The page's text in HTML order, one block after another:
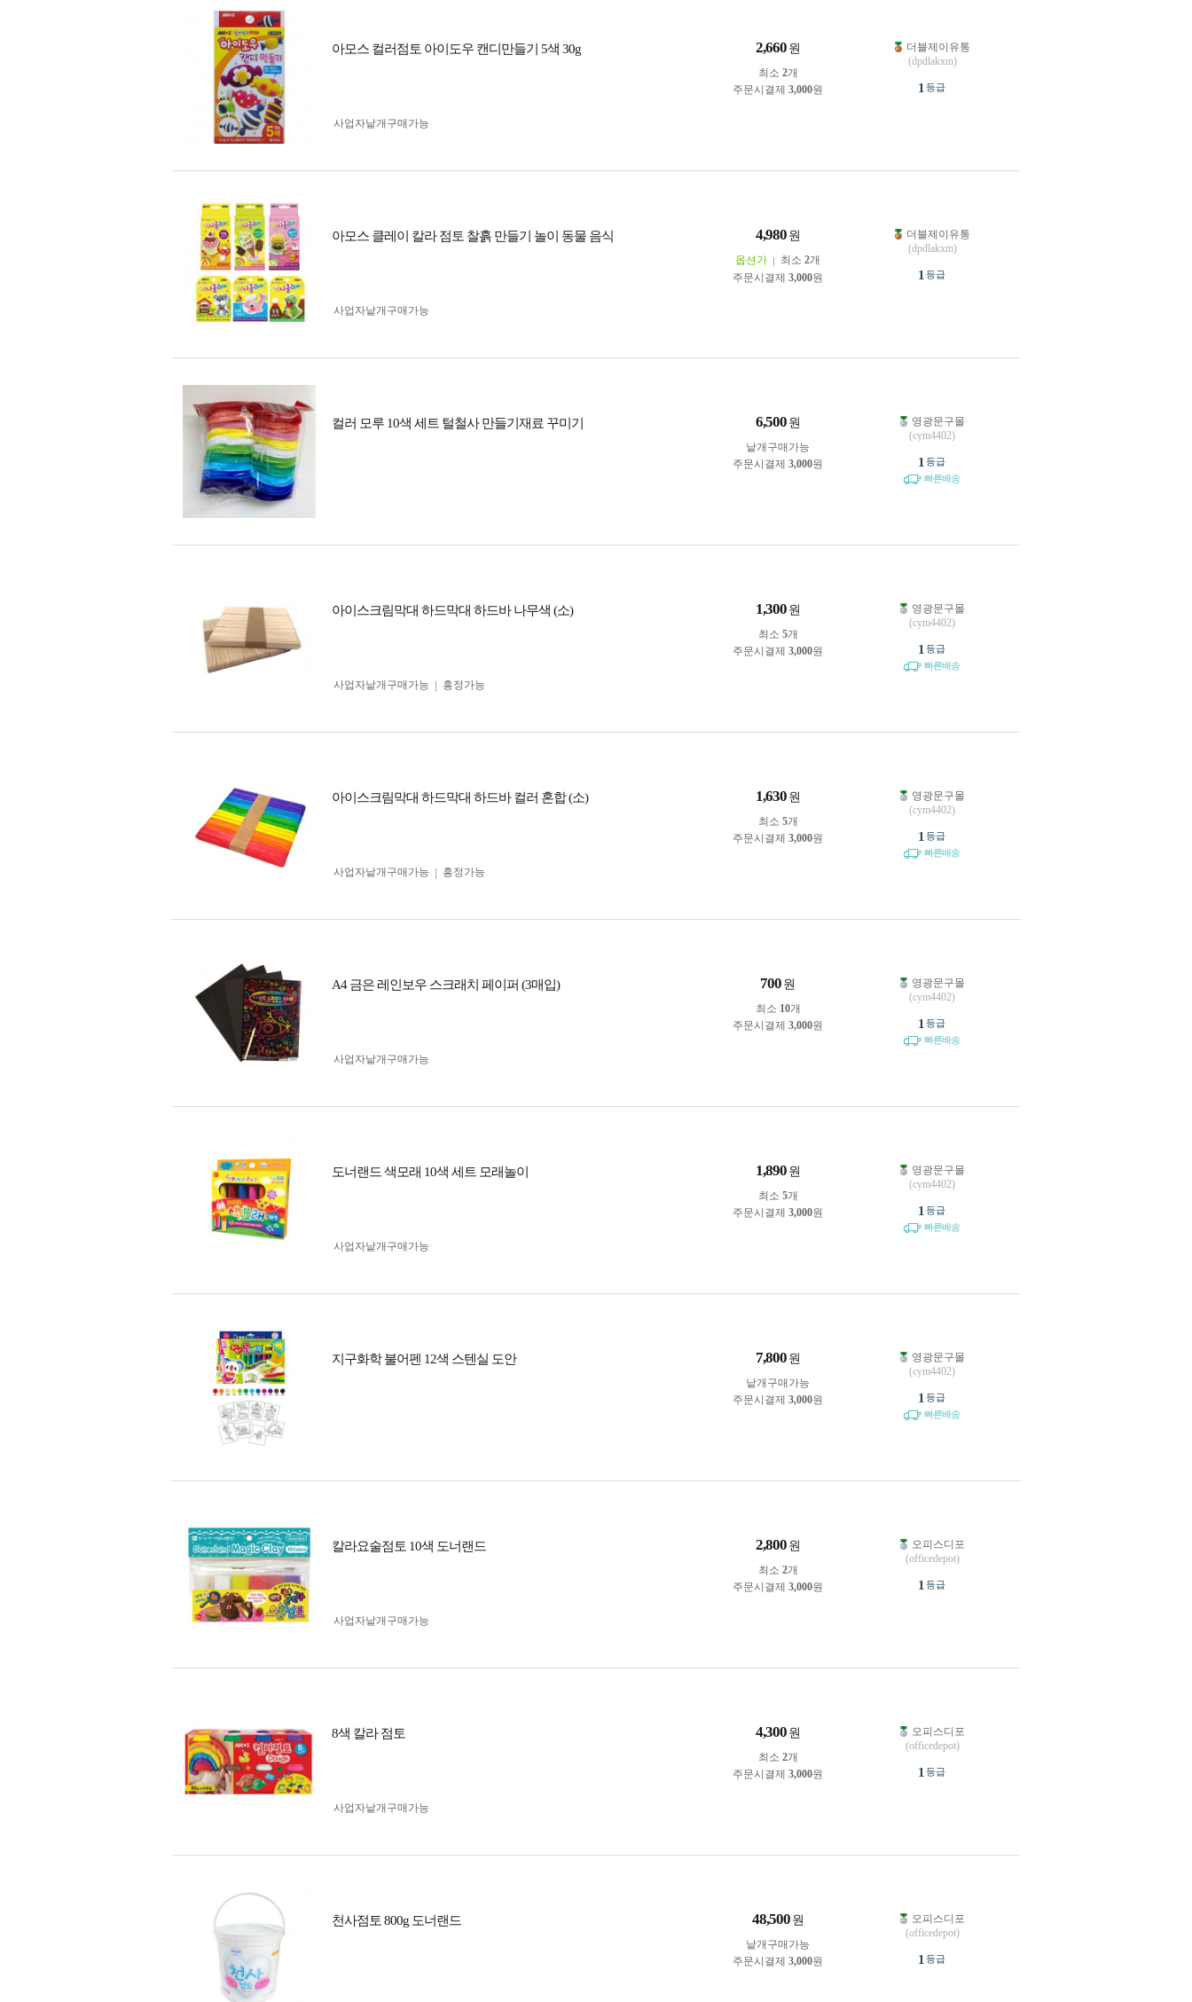
아모스 컬러점토 아이도우 캔디만들기 5색 30g 2,660 원
최소 2개
주문시결제 3,000원
사업자 낱개구매가능
더블제이유통
(dpdlakxm)
1 등급
아모스 클레이 칼라 점토 찰흙 만들기 놀이 동물 음식 4,980 원
옵션가 최소 2개
주문시결제 3,000원
사업자 낱개구매가능
더블제이유통
(dpdlakxm)
1 등급
컬러 모루 10색 세트 털철사 만들기재료 꾸미기 6,500 원
낱개구매가능
주문시결제 3,000원
영광문구몰
(cym4402)
1 등급
빠른배송
아이스크림막대 하드막대 하드바 나무색 (소) 1,300 원
최소 5개
주문시결제 3,000원
사업자 낱개구매가능 흥정가능
영광문구몰
(cym4402)
1 등급
빠른배송
아이스크림막대 하드막대 하드바 컬러 혼합 (소) 1,630 원
최소 5개
주문시결제 3,000원
사업자 낱개구매가능 흥정가능
영광문구몰
(cym4402)
1 등급
빠른배송
A4 금은 레인보우 스크래치 페이퍼 (3매입) 700 원
최소 10개
주문시결제 3,000원
사업자 낱개구매가능
영광문구몰
(cym4402)
1 등급
빠른배송
도너랜드 색모래 10색 세트 모래놀이 1,890 원
최소 5개
주문시결제 3,000원
사업자 낱개구매가능
영광문구몰
(cym4402)
1 등급
빠른배송
지구화학 불어펜 12색 스텐실 도안 7,800 원
낱개구매가능
주문시결제 3,000원
영광문구몰
(cym4402)
1 등급
빠른배송
칼라요술점토 10색 도너랜드 2,800 원
최소 2개
주문시결제 3,000원
사업자 낱개구매가능
오피스디포
(officedepot)
1 등급
8색 칼라 점토 4,300 원
최소 2개
주문시결제 3,000원
사업자 낱개구매가능
오피스디포
(officedepot)
1 등급
천사점토 800g 도너랜드 48,500 원
낱개구매가능
주문시결제 3,000원
오피스디포
(officedepot)
1 등급